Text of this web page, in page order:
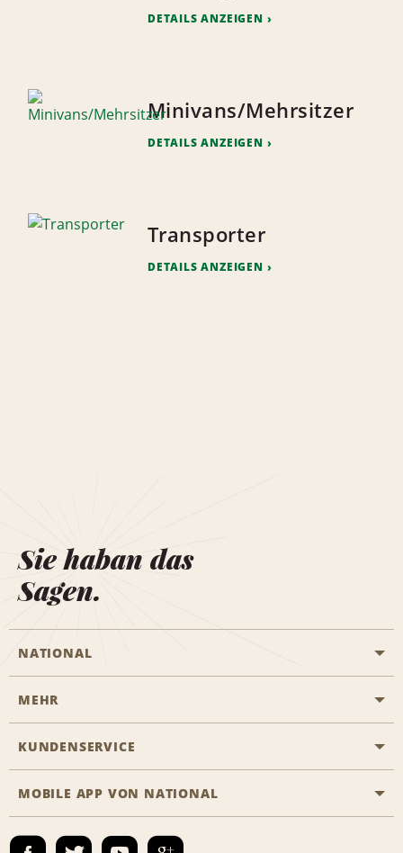
DETAILS ANZEIGEN
Minivans/Mehrsitzer
DETAILS ANZEIGEN
Transporter
DETAILS ANZEIGEN
Sie haban das
Sagen.
NATIONAL
Eine Reservierung vornehmen
Das Business Rental Programm
Emerald Club Anmelden
MEHR
Karriere
KUNDENSERVICE
Barrierefreiheit
Kontakt
MOBILE APP VON NATIONAL